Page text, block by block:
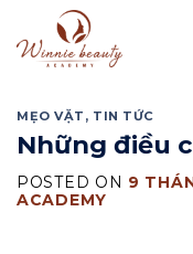
to
content
MẸO VẶT , TIN TỨC
Những điều
POSTED ON 9
ACADEMY